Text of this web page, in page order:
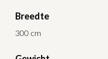
Breedte
300 cm